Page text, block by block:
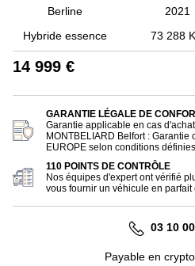
Berline 2021
Hybride essence
73 288
14 999 €
GARANTIE LÉGALE DE
Garantie applicable en cas
MONTBELIARD Belfort :
EUROPE selon conditions
110 POINTS DE CONTRÔLE
Nos équipes d'expert ont vérifié
vous fournir un véhicule en parfait
03 10
Payable en